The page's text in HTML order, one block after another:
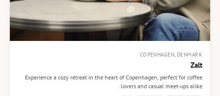
COPENHAGEN, DENMARK
Zalt
Experience a cozy retreat in the heart of Copenhagen, perfect for coffee
lovers and casual meet-ups alike.